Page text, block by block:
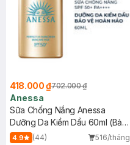
418.000 ₫702.000 ₫
Anessa
Sữa Chống Nắng Anessa
Dưỡng Da Kiềm Dầu 60ml (Bản
Mới)
4.9 (44)
516/tháng